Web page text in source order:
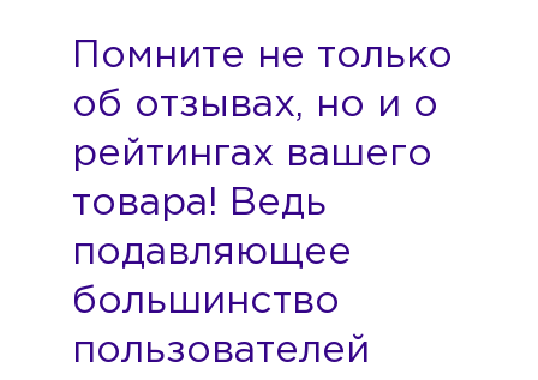
Помните не только
об отзывах, но и о
рейтингах вашего
товара! Ведь
подавляющее
большинство
пользователей